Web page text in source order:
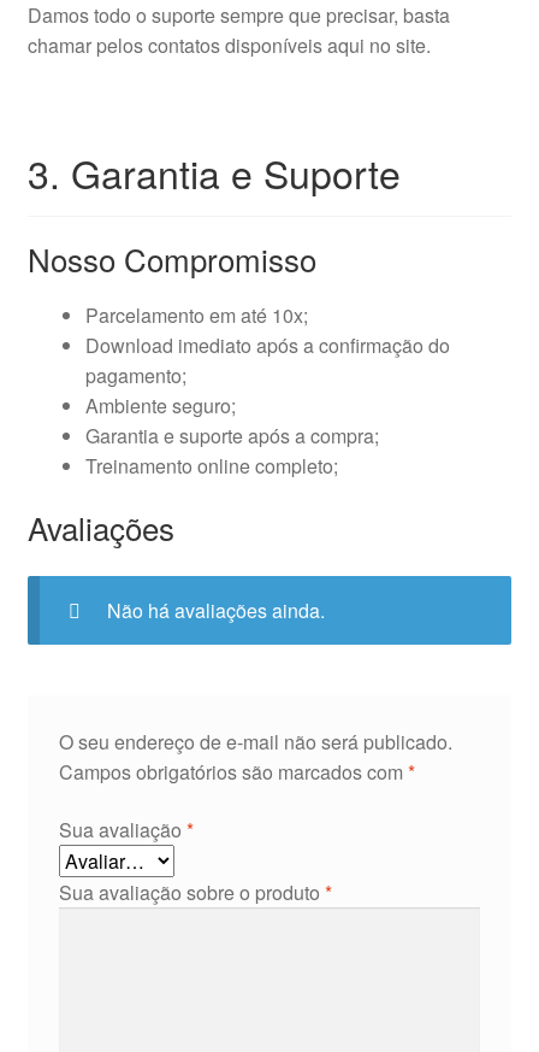
Damos todo o suporte sempre que precisar, basta
chamar pelos contatos disponíveis aqui no site.
3. Garantia e Suporte
Nosso Compromisso
Parcelamento em até 10x;
Download imediato após a confirmação do
pagamento;
Ambiente seguro;
Garantia e suporte após a compra;
Treinamento online completo;
Avaliações
Não há avaliações ainda.
O seu endereço de e-mail não será publicado.
Campos obrigatórios são marcados com *
Sua avaliação *
Sua avaliação sobre o produto *